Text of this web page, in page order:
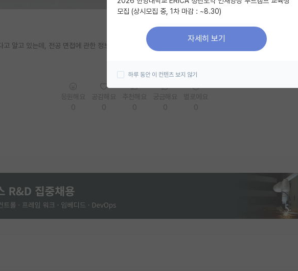
알고 있는데, 전공 면접에 관한 정보가 없어서요. 혹시 붙으신 분들 후기 좀 알려주시면 감사드리겠습니다!
모집 (상시모집 중, 1차 마감 : ~8.30)
자세히 보기
하루 동안 이 컨텐츠 보지 않기